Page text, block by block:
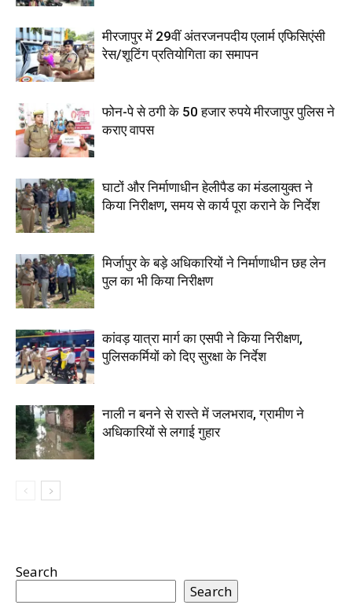
मीरजापुर में 29वीं अंतरजनपदीय एलार्म एफिसिएंसी
रेस/शूटिंग प्रतियोगिता का समापन
फोन-पे से ठगी के 50 हजार रुपये मीरजापुर पुलिस ने
कराए वापस
घाटों और निर्माणाधीन हेलीपैड का मंडलायुक्त ने
किया निरीक्षण, समय से कार्य पूरा कराने के निर्देश
मिर्जापुर के बड़े अधिकारियों ने निर्माणाधीन छह लेन
पुल का भी किया निरीक्षण
कांवड़ यात्रा मार्ग का एसपी ने किया निरीक्षण,
पुलिसकर्मियों को दिए सुरक्षा के निर्देश
नाली न बनने से रास्ते में जलभराव, ग्रामीण ने
अधिकारियों से लगाई गुहार
Search
Search